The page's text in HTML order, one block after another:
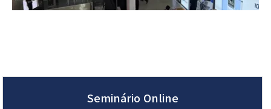
Seminário Online